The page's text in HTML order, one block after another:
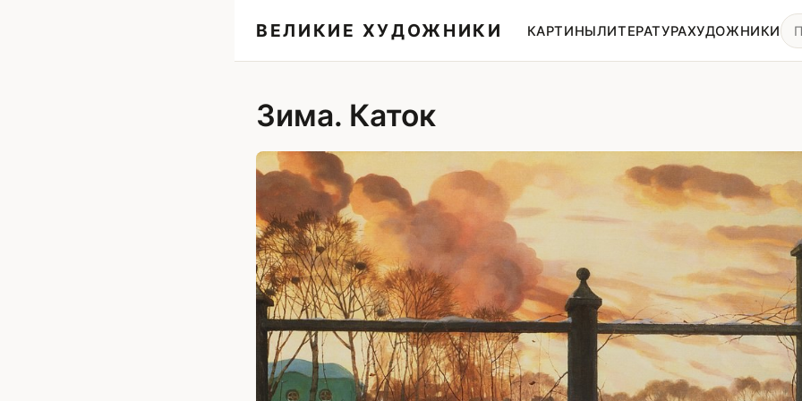
ВЕЛИКИЕ ХУДОЖНИКИ КАРТИНЫЛИТЕРАТУРАХУДОЖНИКИ
Зима. Каток